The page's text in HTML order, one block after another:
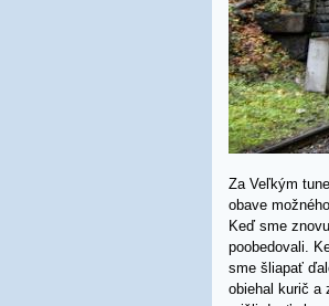
Za Veľkým
obave
Keď sme
poobedovali.
sme šliapať
obiehal kurič a